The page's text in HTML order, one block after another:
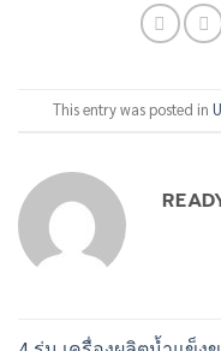
This entry was posted in